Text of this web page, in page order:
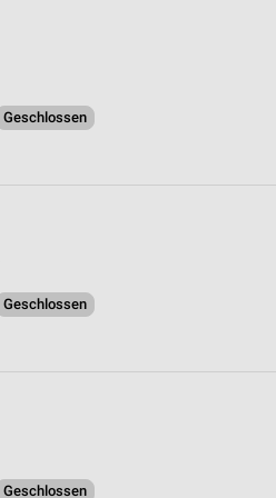
Geschlossen
Geschlossen
Geschlossen